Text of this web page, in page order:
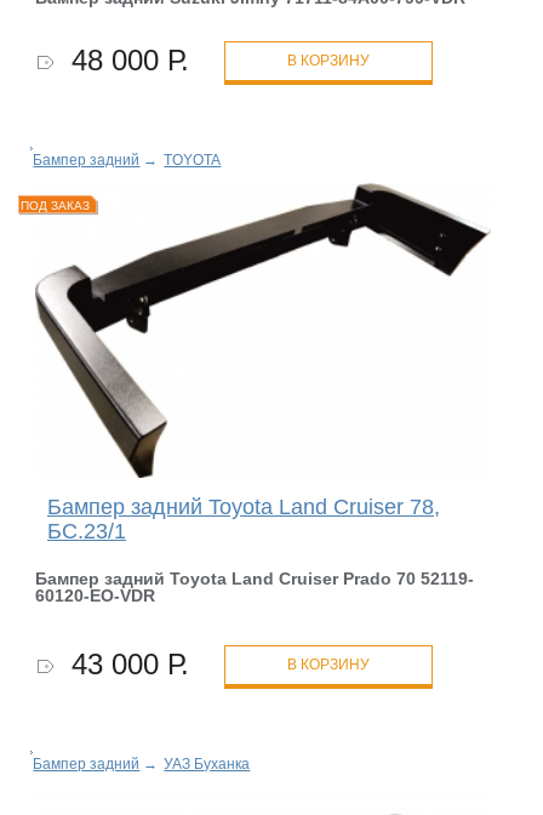
48 000 Р. В КОРЗИНУ
Бампер задний → TOYOTA
ПОД ЗАКАЗ
Бампер задний Toyota Land Cruiser 78,
БС.23/1
Бампер задний Toyota Land Cruiser Prado 70 52119-
60120-EO-VDR
43 000 Р. В КОРЗИНУ
Бампер задний → УАЗ Буханка